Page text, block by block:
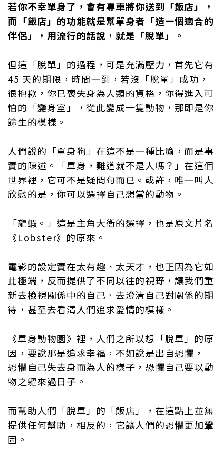
若你不幸單身了，會有專車將你送到「飯店」，
而「飯店」的功能就是幫單身者「造一個適合的
伴侶」，用流行的話說，就是「脫單」。
但這「脫單」的過程，可是充滿壓力，首先它有
45 天的期限，時間一到，若沒「脫單」成功，
很抱歉，你已喪失身為人類的資格，你得進入可
怕的「變身室」，從此變成一隻動物，那即是你
餘生的模樣。
人們說的「單身狗」在這不是一種比喻，而是事
實的陳述。「單身，難道就不是人嗎？」在這個
世界裡，它可不是疑問句而已。或許，唯一叫人
欣慰的是，你可以選擇自己想當的動物。
「龍蝦。」這是主角大衛的選擇，也是原文片名
《Lobster》的原來。
電影的設定實在太有趣、太天才，也正因為它如
此極端，反而提供了不同以往的視野，讓我們重
新去檢視關係中的自己、去澄清自己對關係的期
待，甚至去看清人們追求愛情的模樣。
《單身動物園》裡，人們之所以想「脫單」的原
因，要說那是追求幸福，不如說是出自恐懼，
恐懼自己失去身而為人的樣子，恐懼自己要以動
物之軀來過日子。
而幫助人們「脫單」的「飯店」，在這點上並無
提供任何幫助，相反的，它讓人們的恐懼更加鞏
固。